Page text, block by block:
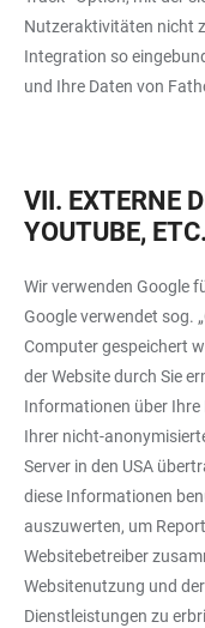
Nutzeraktivitäten nicht
Integration so
und Ihre Daten von
VII. EXTERNE
YOUTUBE,
Wir verwenden Google
Google verwendet sog.
Computer gespeichert
der Website durch Sie
Informationen über Ihre
Ihrer nicht-
Server in den USA
diese Informationen
auszuwerten, um
Websitebetreiber
Websitenutzung und
Dienstleistungen zu